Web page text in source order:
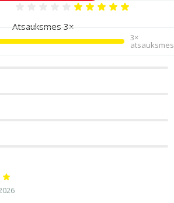
Atsauksmes 3×
Atsauksmes 100%
3×
atsauksmes